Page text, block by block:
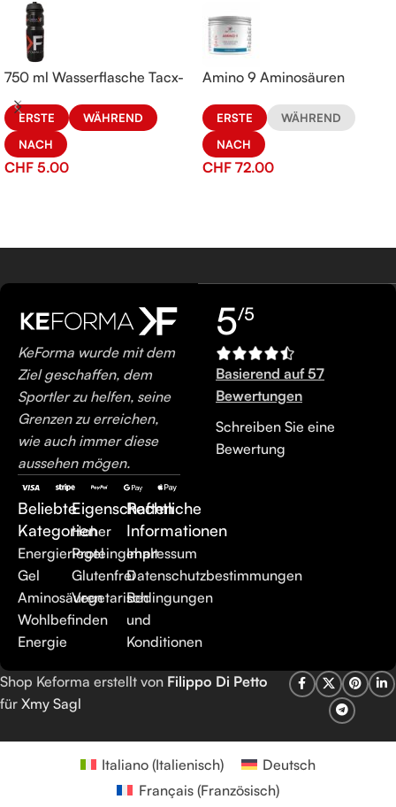
750 ml Wasserflasche Tacx-
KeFORMA
ERSTE
WÄHREND
NACH
CHF 5.00
Amino 9 Aminosäuren
ERSTE
WÄHREND
NACH
CHF 72.00
KeForma wurde mit dem
Ziel geschaffen, dem
Sportler zu helfen, seine
Grenzen zu erreichen,
wie auch immer diese
aussehen mögen.
Beliebte
Kategorien
Energieriegel
Gel
Aminosäuren
Wohlbefinden
Energie
Eigenschaften
Hoher
Proteingehalt
Glutenfrei
Vegetarisch
Rechtliche
Informationen
Impressum
Datenschutzbestimmungen
Bedingungen
und
Konditionen
5/5
Basierend auf 57
Bewertungen
Schreiben Sie eine
Bewertung
Shop Keforma erstellt von Filippo Di Petto
für Xmy Sagl
Italiano (Italienisch)
Deutsch
Français(Französisch)